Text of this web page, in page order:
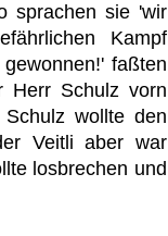
sprachen sie 'wir
Kampf
faßten
Herr Schulz vorn
wollte den
Veitli aber war
losbrechen und